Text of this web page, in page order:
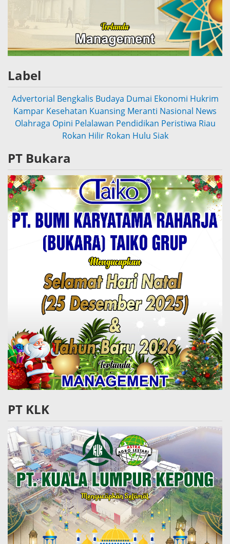
Label
Advertorial Bengkalis Budaya Dumai Ekonomi Hukrim
Kampar Kesehatan Kuansing Meranti Nasional News
Olahraga Opini Pelalawan Pendidikan Peristiwa Riau
Rokan Hilir Rokan Hulu Siak
PT Bukara
PT KLK